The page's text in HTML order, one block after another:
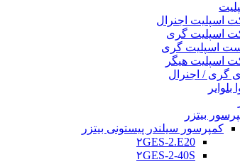
اسپلیت اجنرال
اسپلیت گری
اسپلیت گری
اسپلیت هیگر
گری / اجنرال
بیتزر
کمپرسور سیلندر پیستونی بیتزر
۲GES-2.E20
۲GES-2-40S